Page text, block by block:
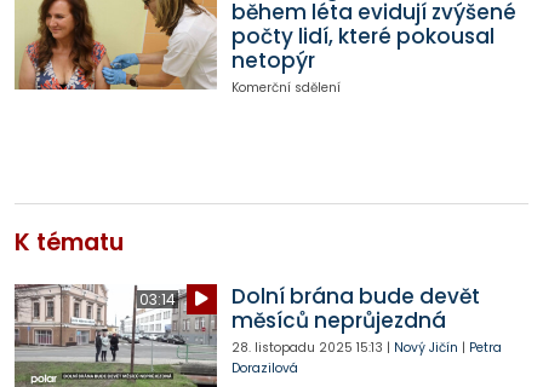
během léta evidují zvýšené
počty lidí, které pokousal
netopýr
Komerční sdělení
K tématu
03:14
Dolní brána bude devět
měsíců neprůjezdná
28. listopadu 2025 15:13 | Nový Jičín | Petra
Dorazilová